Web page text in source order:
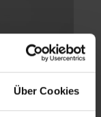
Über Cookies